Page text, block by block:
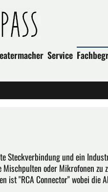
Service
Steckverbindung und ein
Mischpulten oder Mikrofonen
ist "RCA Connector" wobei